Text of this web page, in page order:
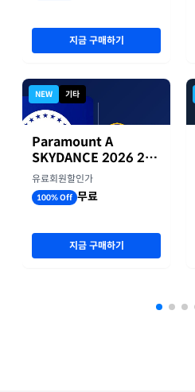
지금 구매하기
NEW 기타
Paramount A
SKYDANCE 2026 2분
기 실적
유료회원할인가
100% Off 무료
지금 구매하기